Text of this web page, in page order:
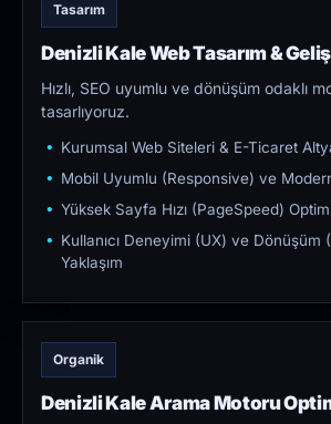
Tasarım
Denizli Kale Web Tasarım &
Hızlı, SEO uyumlu ve dönüşüm odaklı
tasarlıyoruz.
Kurumsal Web Siteleri & E-Ticaret
Mobil Uyumlu (Responsive) ve
Yüksek Sayfa Hızı (PageSpeed)
Kullanıcı Deneyimi (UX) ve Dönüşüm
Yaklaşım
Organik
Denizli Kale Arama Motoru